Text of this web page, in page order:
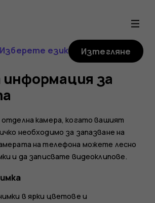
Изберете език Изтегляне
за
камера, когато вашият
необходимо за запазване на
на телефона можете лесно
и да записвате видеоклипове.
в ярки цветове и